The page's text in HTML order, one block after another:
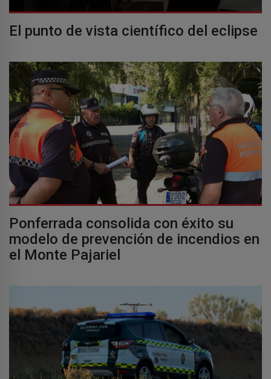
El punto de vista científico del eclipse
Ponferrada consolida con éxito su
modelo de prevención de incendios en
el Monte Pajariel